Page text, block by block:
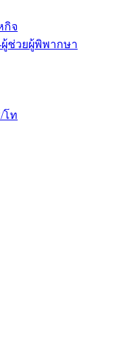
กิจ
ช่วยผู้พิพากษา
โท